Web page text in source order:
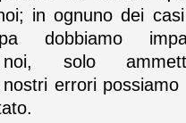
in ognuno dei
dobbiamo
noi, solo
errori possiamo